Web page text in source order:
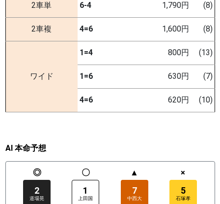
2車単 6-4 1,790円 (8)
2車複 4=6 1,600円 (8)
ワイド
1=4 800円 (13)
1=6 630円 (7)
4=6 620円 (10)
AI 本命予想
◎
2
道場晃
〇
1
上田国
▲
7
中西大
×
5
石塚孝